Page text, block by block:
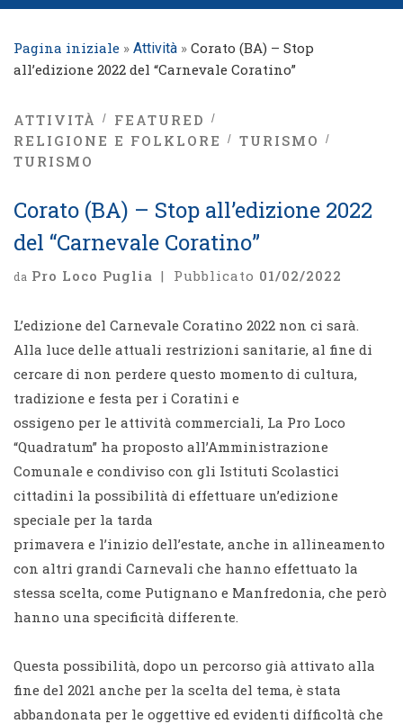
Pagina iniziale » Attività » Corato (BA) – Stop
all’edizione 2022 del “Carnevale Coratino”
ATTIVITÀ
FEATURED
RELIGIONE E FOLKLORE
TURISMO
TURISMO
Corato (BA) – Stop all’edizione 2022
del “Carnevale Coratino”
da Pro Loco Puglia | Pubblicato 01/02/2022
L’edizione del Carnevale Coratino 2022 non ci sarà.
Alla luce delle attuali restrizioni sanitarie, al fine di
cercare di non perdere questo momento di cultura,
tradizione e festa per i Coratini e
ossigeno per le attività commerciali, La Pro Loco
“Quadratum” ha proposto all’Amministrazione
Comunale e condiviso con gli Istituti Scolastici
cittadini la possibilità di effettuare un’edizione
speciale per la tarda
primavera e l’inizio dell’estate, anche in allineamento
con altri grandi Carnevali che hanno effettuato la
stessa scelta, come Putignano e Manfredonia, che però
hanno una specificità differente.
Questa possibilità, dopo un percorso già attivato alla
fine del 2021 anche per la scelta del tema, è stata
abbandonata per le oggettive ed evidenti difficoltà che